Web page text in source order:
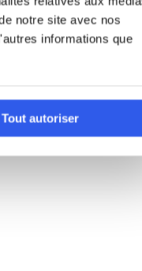
notre site avec nos
informations que
Tout autoriser